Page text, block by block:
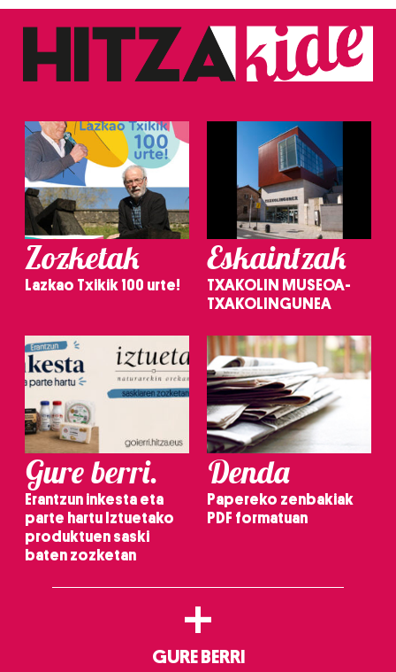
Zozketak
Lazkao Txikik 100 urte!
Eskaintzak
TXAKOLIN MUSEOA-
TXAKOLINGUNEA
Gure berri.
Erantzun inkesta eta
parte hartu Iztuetako
produktuen saski
baten zozketan
Denda
Papereko zenbakiak
PDF formatuan
+
GURE BERRI